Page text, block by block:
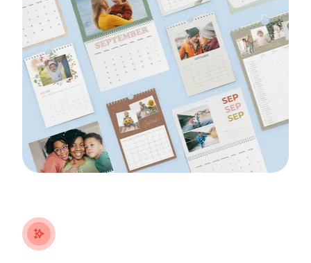
stars_plus